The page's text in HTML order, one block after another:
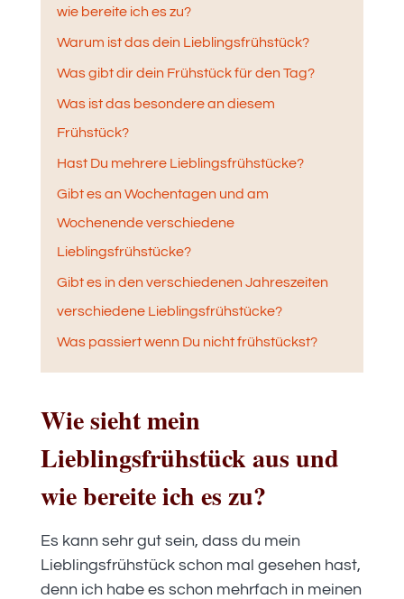
wie bereite ich es zu?
Warum ist das dein Lieblingsfrühstück?
Was gibt dir dein Frühstück für den Tag?
Was ist das besondere an diesem
Frühstück?
Hast Du mehrere Lieblingsfrühstücke?
Gibt es an Wochentagen und am
Wochenende verschiedene
Lieblingsfrühstücke?
Gibt es in den verschiedenen Jahreszeiten
verschiedene Lieblingsfrühstücke?
Was passiert wenn Du nicht frühstückst?
Wie sieht mein
Lieblingsfrühstück aus und
wie bereite ich es zu?
Es kann sehr gut sein, dass du mein
Lieblingsfrühstück schon mal gesehen hast,
denn ich habe es schon mehrfach in meinen